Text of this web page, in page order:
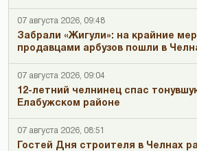
07 августа 2026, 09:48
Забрали «Жигули»: на крайние
продавцами арбузов пошли в
07 августа 2026, 09:04
12-летний челнинец спас
Елабужском районе
07 августа 2026, 08:51
Гостей Дня строителя в Челнах